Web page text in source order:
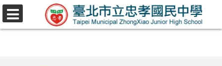
跳
至 選